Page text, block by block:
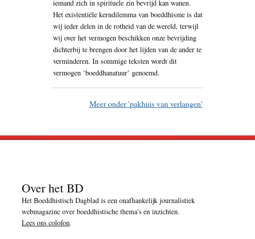
iemand zich in spirituele zin bevrijd kan wanen.
Het existentiële kerndilemma van boeddhisme is dat
wij ieder delen in de rotheid van de wereld, terwijl
wij over het vermogen beschikken onze bevrijding
dichterbij te brengen door het lijden van de ander te
verminderen. In sommige teksten wordt dit
vermogen ‘boeddhanatuur’ genoemd.
Meer onder 'pakhuis van verlangen'
Over het BD
Het Boeddhistisch Dagblad is een onafhankelijk journalistiek
webmagazine over boeddhistische thema’s en inzichten.
Lees ons colofon.